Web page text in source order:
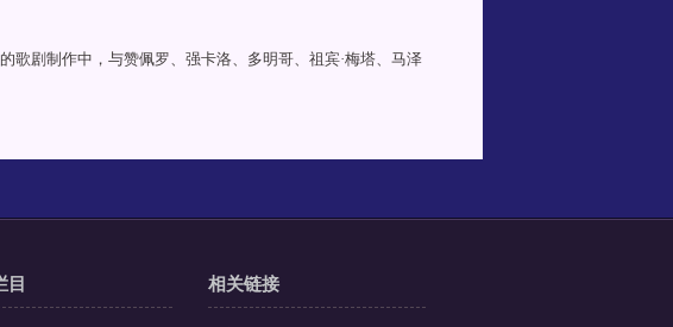
歌剧制作中，与赞佩罗、强卡洛、多明哥、祖宾·梅塔、马泽
目 相关链接